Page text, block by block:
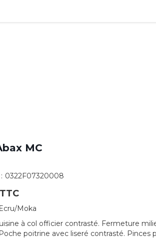
MC
0322F07320008
Ecru/Moka
à col officier contrasté. Fermeture
poitrine avec liseré contrasté. Pinces